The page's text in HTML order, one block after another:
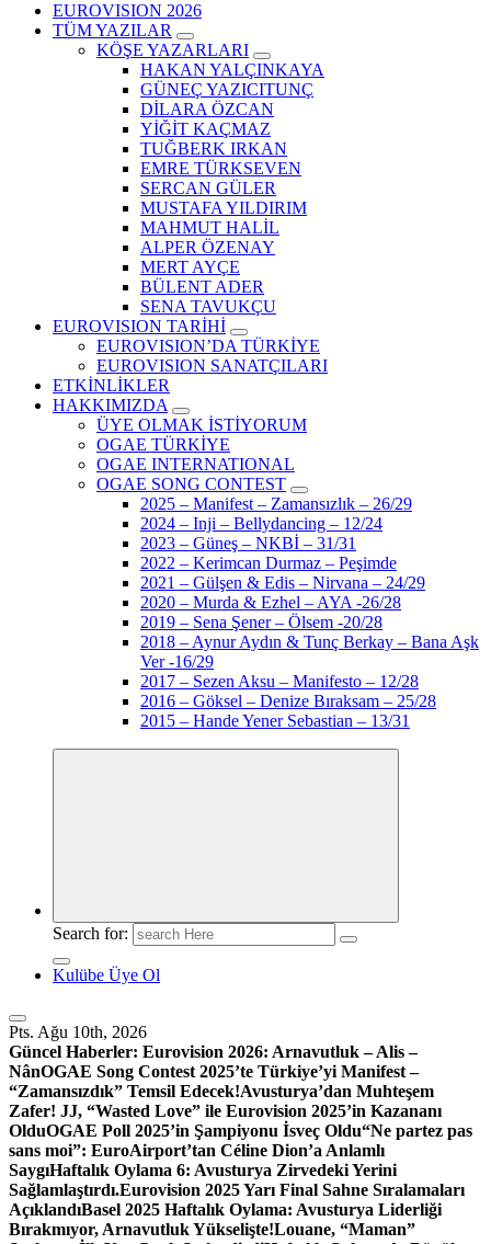
EUROVISION 2026
TÜM YAZILAR
KÖŞE YAZARLARI
HAKAN YALÇINKAYA
GÜNEÇ YAZICITUNÇ
DİLARA ÖZCAN
YİĞİT KAÇMAZ
TUĞBERK IRKAN
EMRE TÜRKSEVEN
SERCAN GÜLER
MUSTAFA YILDIRIM
MAHMUT HALİL
ALPER ÖZENAY
MERT AYÇE
BÜLENT ADER
SENA TAVUKÇU
EUROVISION TARİHİ
EUROVISION’DA TÜRKİYE
EUROVISION SANATÇILARI
ETKİNLİKLER
HAKKIMIZDA
ÜYE OLMAK İSTİYORUM
OGAE TÜRKİYE
OGAE INTERNATIONAL
OGAE SONG CONTEST
2025 – Manifest – Zamansızlık – 26/29
2024 – Inji – Bellydancing – 12/24
2023 – Güneş – NKBİ – 31/31
2022 – Kerimcan Durmaz – Peşimde
2021 – Gülşen & Edis – Nirvana – 24/29
2020 – Murda & Ezhel – AYA -26/28
2019 – Sena Şener – Ölsem -20/28
2018 – Aynur Aydın & Tunç Berkay – Bana Aşk
Ver -16/29
2017 – Sezen Aksu – Manifesto – 12/28
2016 – Göksel – Denize Bıraksam – 25/28
2015 – Hande Yener Sebastian – 13/31
Search for:
Kulübe Üye Ol
Pts. Ağu 10th, 2026
Güncel Haberler: Eurovision 2026: Arnavutluk – Alis –
NânOGAE Song Contest 2025’te Türkiye’yi Manifest –
“Zamansızdık” Temsil Edecek!Avusturya’dan Muhteşem
Zafer! JJ, “Wasted Love” ile Eurovision 2025’in Kazananı
OlduOGAE Poll 2025’in Şampiyonu İsveç Oldu“Ne partez pas
sans moi”: EuroAirport’tan Céline Dion’a Anlamlı
SaygıHaftalık Oylama 6: Avusturya Zirvedeki Yerini
Sağlamlaştırdı.Eurovision 2025 Yarı Final Sahne Sıralamaları
AçıklandıBasel 2025 Haftalık Oylama: Avusturya Liderliği
Bırakmıyor, Arnavutluk Yükselişte!Louane, “Maman”